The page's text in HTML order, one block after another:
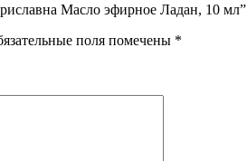
Масло эфирное Ладан, 10 мл”
поля помечены *